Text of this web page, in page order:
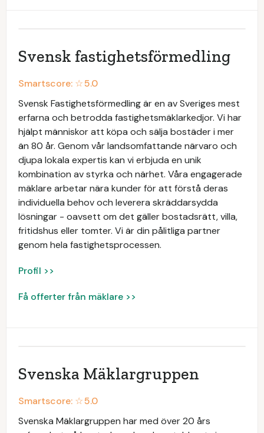
Svensk fastighetsförmedling
Smartscore: ☆5.0
Svensk Fastighetsförmedling är en av Sveriges mest
erfarna och betrodda fastighetsmäklarkedjor. Vi har
hjälpt människor att köpa och sälja bostäder i mer
än 80 år. Genom vår landsomfattande närvaro och
djupa lokala expertis kan vi erbjuda en unik
kombination av styrka och närhet. Våra engagerade
mäklare arbetar nära kunder för att förstå deras
individuella behov och leverera skräddarsydda
lösningar - oavsett om det gäller bostadsrätt, villa,
fritidshus eller tomter. Vi är din pålitliga partner
genom hela fastighetsprocessen.
Profil >>
Få offerter från mäklare >>
Svenska Mäklargruppen
Smartscore: ☆5.0
Svenska Mäklargruppen har med över 20 års